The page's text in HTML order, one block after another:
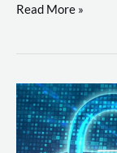
DevSecOps
Prática:
Desenvolvimento,
Segurança
e
Read More »